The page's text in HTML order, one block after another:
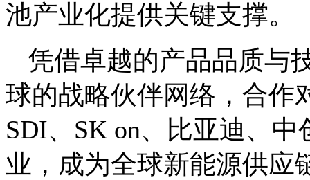
池产业化提供关键支撑。
凭借卓越的产品品质与
球的战略伙伴网络，合作
SDI、SK on、比亚迪、
业，成为全球新能源供应